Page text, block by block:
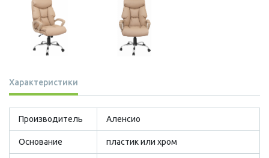
Характеристики
Производитель Аленсио
Основание пластик или хром